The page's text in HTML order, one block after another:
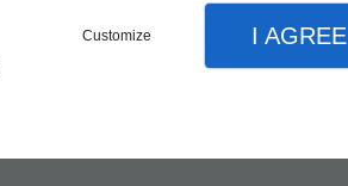
Customize I AGREE